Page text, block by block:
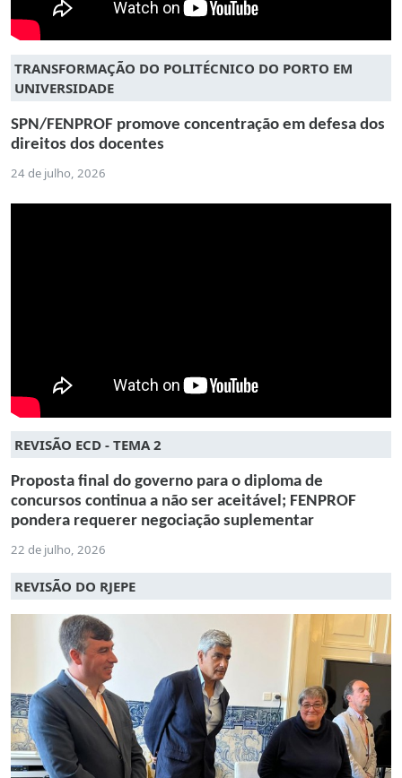
TRANSFORMAÇÃO DO POLITÉCNICO DO PORTO EM
UNIVERSIDADE
SPN/FENPROF promove concentração em defesa dos
direitos dos docentes
24 de julho, 2026
REVISÃO ECD - TEMA 2
Proposta final do governo para o diploma de
concursos continua a não ser aceitável; FENPROF
pondera requerer negociação suplementar
22 de julho, 2026
REVISÃO DO RJEPE